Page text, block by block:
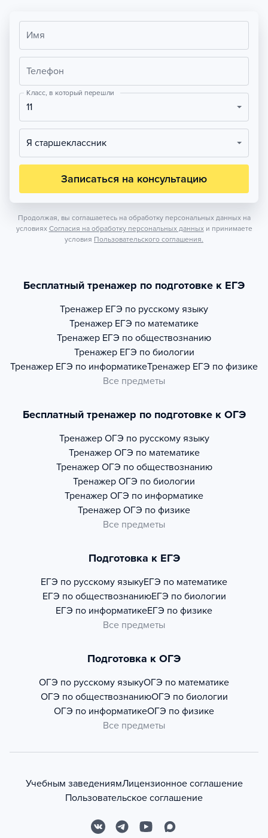
Имя
Телефон
Класс, в который перешли
11
Я старшеклассник
Записаться на консультацию
Продолжая, вы соглашаетесь на обработку персональных данных на
условиях Согласия на обработку персональных данных и принимаете
условия Пользовательского соглашения.
Бесплатный тренажер по подготовке к ЕГЭ
Тренажер ЕГЭ по русскому языку
Тренажер ЕГЭ по математике
Тренажер ЕГЭ по обществознанию
Тренажер ЕГЭ по биологии
Тренажер ЕГЭ по информатикеТренажер ЕГЭ по физике
Все предметы
Бесплатный тренажер по подготовке к ОГЭ
Тренажер ОГЭ по русскому языку
Тренажер ОГЭ по математике
Тренажер ОГЭ по обществознанию
Тренажер ОГЭ по биологии
Тренажер ОГЭ по информатике
Тренажер ОГЭ по физике
Все предметы
Подготовка к ЕГЭ
ЕГЭ по русскому языкуЕГЭ по математике
ЕГЭ по обществознаниюЕГЭ по биологии
ЕГЭ по информатикеЕГЭ по физике
Все предметы
Подготовка к ОГЭ
ОГЭ по русскому языкуОГЭ по математике
ОГЭ по обществознаниюОГЭ по биологии
ОГЭ по информатикеОГЭ по физике
Все предметы
Учебным заведениямЛицензионное соглашение
Пользовательское соглашение